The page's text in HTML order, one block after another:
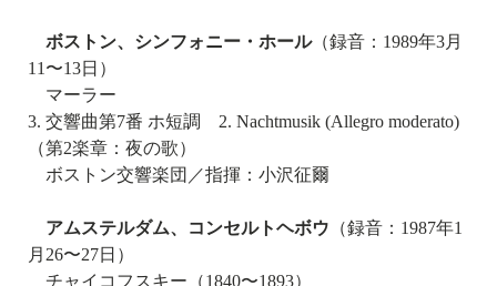
ボストン、シンフォニー・ホール（録音：1989年3月
11〜13日）
マーラー
3. 交響曲第7番 ホ短調 2. Nachtmusik (Allegro moderato)
（第2楽章：夜の歌）
ボストン交響楽団／指揮：小沢征爾
アムステルダム、コンセルトヘボウ （録音：1987年1
月26〜27日）
チャイコフスキー（1840〜1893）